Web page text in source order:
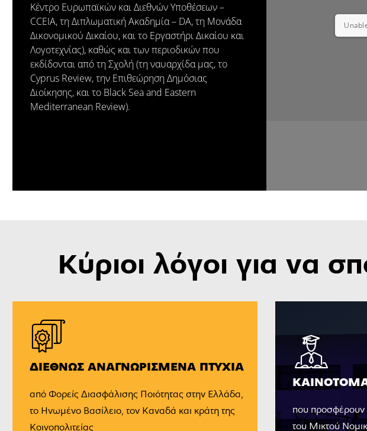
Κέντρο Ευρωπαϊκών και Διεθνών Υποθέσεων –
CCEIA, τη Διπλωματική Ακαδημία – DA, τη Μονάδα
Δικονομικού Δικαίου, και το Εργαστήρι Δικαίου και
Λογοτεχνίας), καθώς και των περιοδικών που
εκδίδονται από τη Σχολή (τη ναυαρχίδα μας, το
Cyprus Review, την Επιθεώρηση Δημόσιας
Διοίκησης, και το Black Sea and Eastern
Mediterranean Review).
Κύριοι λόγοι για να
ΔΙΕΘΝΏΣ ΑΝΑΓΝΩΡΙΣΜΈΝΑ ΠΤΥΧΊΑ
από Φορείς Διασφάλισης Ποιότητας στην Ελλάδα,
το Ηνωμένο Βασίλειο, τον Καναδά και κράτη της
Κοινοπολιτείας
που προσφέρουν
του Μικτού